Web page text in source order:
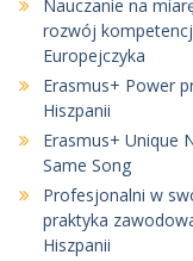
Nauczanie na
rozwój
Europejczyka
Erasmus+ Power
Hiszpanii
Erasmus+ Unique
Same Song
Profesjonalni w
praktyka
Hiszpanii